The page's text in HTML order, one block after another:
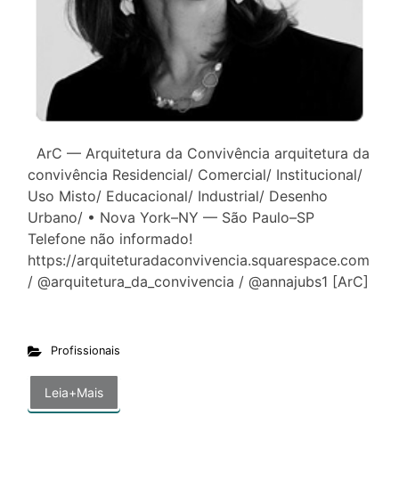
ArC — Arquitetura da Convivência arquitetura da
convivência Residencial/ Comercial/ Institucional/
Uso Misto/ Educacional/ Industrial/ Desenho
Urbano/ • Nova York–NY — São Paulo–SP
Telefone não informado!
https://arquiteturadaconvivencia.squarespace.com
/ @arquitetura_da_convivencia / @annajubs1 [ArC]
Profissionais
Leia+Mais